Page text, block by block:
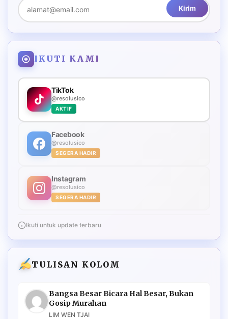
Kirim
IKUTI KAMI
TikTok
@resolusico
AKTIF
Facebook
@resolusico
SEGERA HADIR
Instagram
@resolusico
SEGERA HADIR
Ikuti untuk update terbaru
TULISAN KOLOM
Bangsa Besar Bicara Hal Besar, Bukan
Gosip Murahan
LIM WEN TJAI